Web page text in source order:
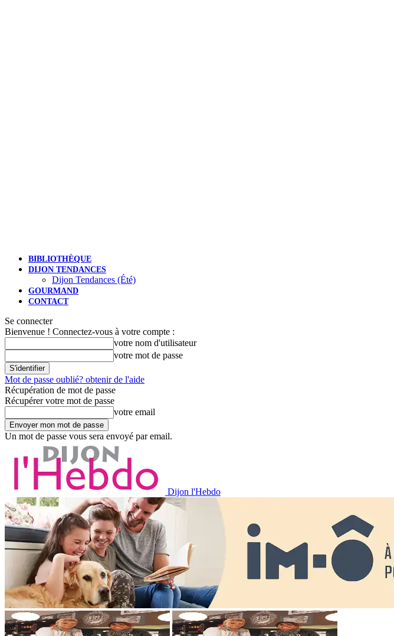
BIBLIOTHÈQUE
DIJON TENDANCES
Dijon Tendances (Été)
GOURMAND
CONTACT
Se connecter
Bienvenue ! Connectez-vous à votre compte :
votre nom d'utilisateur
votre mot de passe
Mot de passe oublié? obtenir de l'aide
Récupération de mot de passe
Récupérer votre mot de passe
votre email
Un mot de passe vous sera envoyé par email.
Dijon l'Hebdo